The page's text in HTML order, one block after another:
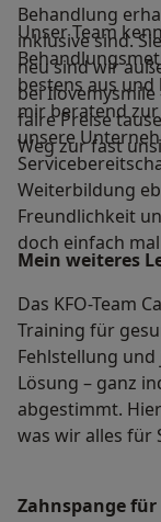
Behandlung
inklusive sind.
neu sind wir
bei
faire Preise
Weg zur fast
Unser Team
bestens aus
mir beratend
unsere
Weiterbildung
Freundlichkeit
doch einfach
Mein weiteres
Das KFO-Team
Training für
Fehlstellung
Lösung – ganz
abgestimmt.
was wir alles für
Zahnspange für